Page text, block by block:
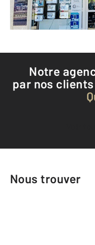
Notre
par nos clients
Voir
Nous trouver